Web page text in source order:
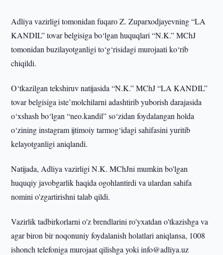
Adliya vazirligi tomonidan fuqaro Z. Zuparxodjayevning “LA
KANDIL” tovar belgisiga bo‘lgan huquqlari “N.K.” MChJ
tomonidan buzilayotganligi to‘g‘risidagi murojaati ko‘rib
chiqildi.
O‘tkazilgan tekshiruv natijasida “N.K.” MChJ “LA KANDIL”
tovar belgisiga iste’molchilarni adashtirib yuborish darajasida
o‘xshash bo‘lgan “neo.kandil” so‘zidan foydalangan holda
o‘zining instagram ijtimoiy tarmog‘idagi sahifasini yuritib
kelayotganligi aniqlandi.
Natijada, Adliya vazirligi N.K. MChJni mumkin bo'lgan
huquqiy javobgarlik haqida ogohlantirdi va ulardan sahifa
nomini o'zgartirishni talab qildi.
Vazirlik tadbirkorlarni o'z brendlarini ro'yxatdan o'tkazishga va
agar biron bir noqonuniy foydalanish holatlari aniqlansa, 1008
ishonch telefoniga murojaat qilishga yoki info@adliya.uz